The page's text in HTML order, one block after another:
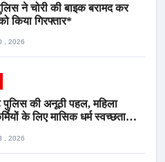
ने चोरी की बाइक बरामद कर
किया गिरफ्तार*
, 2026
पुलिस की अनूठी पहल, महिला
के लिए मासिक धर्म स्वच्छता
, 2026